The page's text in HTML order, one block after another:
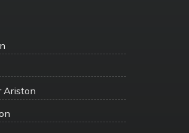
Ariston